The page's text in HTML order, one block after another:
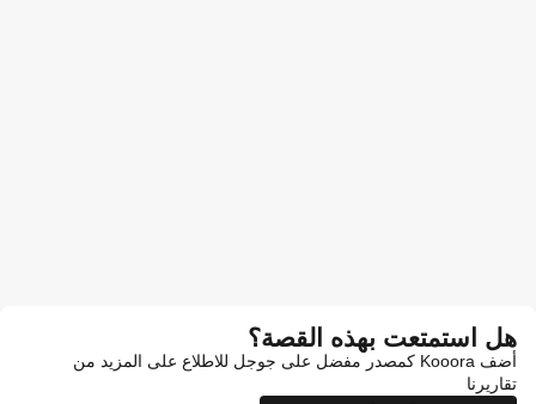
هل استمتعت بهذه القصة؟
أضف Kooora كمصدر مفضل على جوجل للاطلاع على المزيد من
تقاريرنا